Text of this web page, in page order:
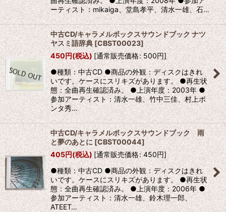
ーティスト：mikaiga、堂島孝平、清水一雄、石…
中古CD/キャラメルボックスサウンドブック ナツ
ヤスミ語辞典 [CBST00023]
450円(税込)[通常販売価格: 500円]
●種類：中古CD ●商品の外観：ディスクはきれ
いです。ケースにスリキズがあります。 ●再生状
態：全曲再生確認済み。 ●上演年度：2003年 ●
参加アーティスト：清水一雄、竹中三佳、村上ポ
ンタ秀…
中古CD/キャラメルボックスサウンドブック 雨
と夢のあとに [CBST00044]
405円(税込)[通常販売価格: 450円]
●種類：中古CD ●商品の外観：ディスクはきれ
いです。ケースにスリキズがあります。 ●再生状
態：全曲再生確認済み。 ●上演年度：2006年 ●
参加アーティスト：清水一雄、鈴木理一郎、
ATEET…